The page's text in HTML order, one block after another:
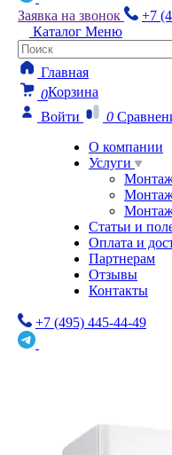
Заявка на звонок
+7
Каталог Меню
Главная
0Корзина
Войти
0
О компании
Услуги
Монтаж
Монтаж
Статьи и
Оплата и
Партнерам
Отзывы
Контакты
+7 (495) 445-44-49